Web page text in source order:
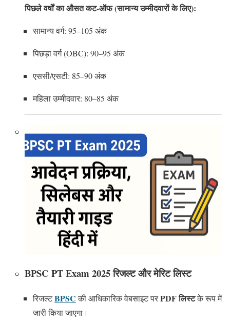
पिछले वर्षों का औसत कट-ऑफ (सामान्य उम्मीदवारों के लिए):
सामान्य वर्ग: 95–105 अंक
पिछड़ा वर्ग (OBC): 90–95 अंक
एससी/एसटी: 85–90 अंक
महिला उम्मीदवार: 80–85 अंक
BPSC PT Exam 2025 रिजल्ट और मेरिट लिस्ट
रिजल्टBPSCकी आधिकारिक वेबसाइट परPDF लिस्टके रूप में
जारी किया जाएगा।